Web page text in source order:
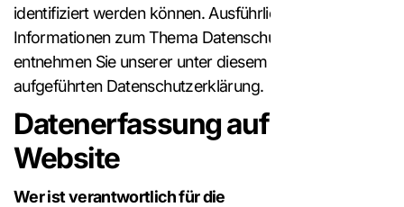
identifiziert werden können. Ausführliche
Informationen zum Thema Datenschutz
entnehmen Sie unserer unter diesem Text
aufgeführten Datenschutzerklärung.
Datenerfassung auf dieser
Website
Wer ist verantwortlich für die